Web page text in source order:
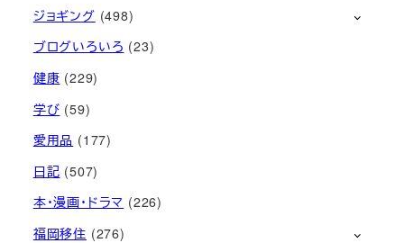
ジョギング (498)
ブログいろいろ (23)
健康 (229)
学び (59)
愛用品 (177)
日記 (507)
本・漫画・ドラマ (226)
福岡移住 (276)